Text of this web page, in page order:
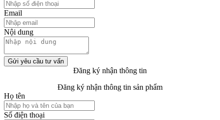
Email
Nội dung
Gửi yêu cầu tư vấn
Đăng ký nhận thông tin
Đăng ký nhận thông tin sản phẩm
Họ tên
Số điện thoại